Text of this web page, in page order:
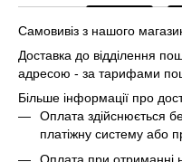
Самовивіз з нашого
Доставка до відділення
адресою - за тарифами
Більше інформації про
Оплата здійснюється
платіжну систему або